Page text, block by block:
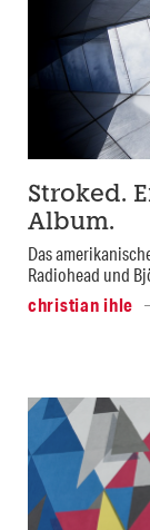
Stroked.
Album.
Das
Radiohead und
christian ihle